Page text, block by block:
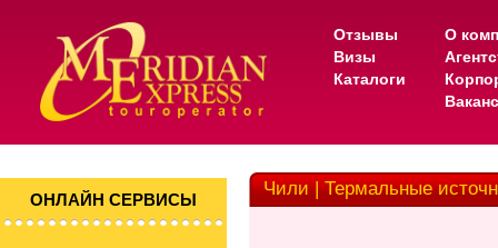
Отзывы
Визы
Каталоги
О
ОНЛАЙН СЕРВИСЫ
Чили | Термальные